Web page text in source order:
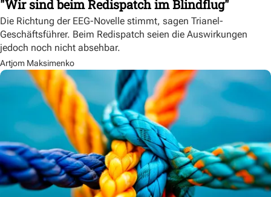
"Wir sind beim Redispatch im Blindflug"
Die Richtung der EEG-Novelle stimmt, sagen Trianel-
Geschäftsführer. Beim Redispatch seien die Auswirkungen
jedoch noch nicht absehbar.
Artjom Maksimenko